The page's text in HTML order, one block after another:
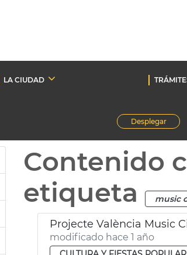
LA CIUDAD
Desplegar
Contenido
etiqueta
music
Projecte València Music
modificado hace 1 año